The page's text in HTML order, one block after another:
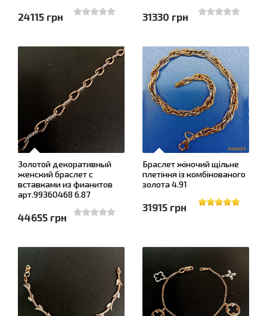
24115 грн 31330 грн
Золотой декоративный
женский браслет с
вставками из фианитов
арт.99360468 6.87
44655 грн
Браслет жіночий щільне
плетіння із комбінованого
золота 4.91
31915 грн